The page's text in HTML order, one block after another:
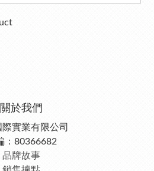
關於我們
實業有限公司
：80366682
品牌故事